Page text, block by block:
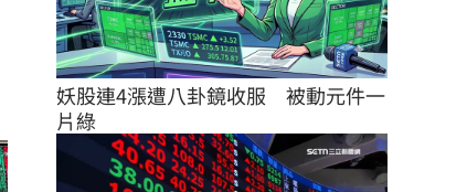
妖股連4漲遭八卦鏡收服　被動元件一
片綠